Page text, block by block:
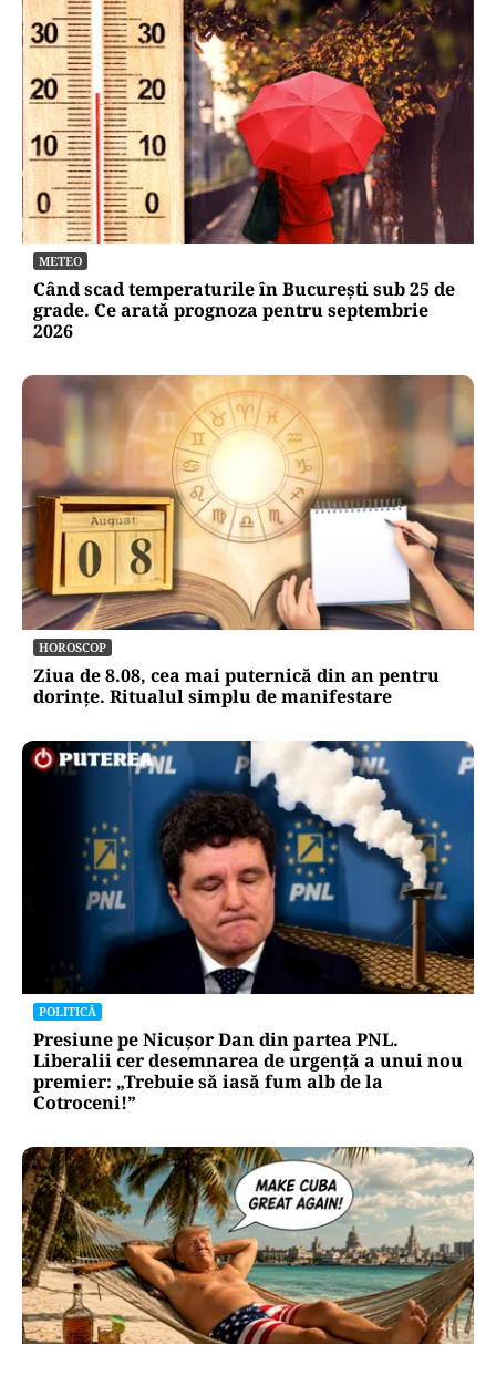
METEO
Când scad temperaturile în București sub 25 de
grade. Ce arată prognoza pentru septembrie
2026
HOROSCOP
Ziua de 8.08, cea mai puternică din an pentru
dorințe. Ritualul simplu de manifestare
POLITICĂ
Presiune pe Nicușor Dan din partea PNL.
Liberalii cer desemnarea de urgență a unui nou
premier: „Trebuie să iasă fum alb de la
Cotroceni!”